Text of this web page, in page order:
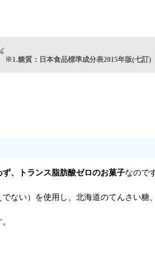
※1.糖質：日本食品標準成分表2015年版(七訂
ず、トランス脂肪酸ゼロのお菓子なので
ない）を使用し、北海道のてんさい糖